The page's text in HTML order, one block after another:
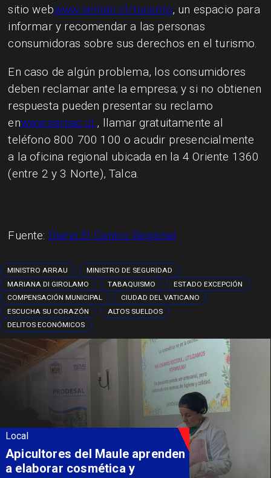
sitio webwww.sernac.cl/turismo, un espacio para
informar y recomendar a las personas
consumidoras sobre sus derechos en el turismo.
En caso de algún problema, los consumidores
deben reclamar ante la empresa; y si no obtienen
respuesta pueden presentar su reclamo
enwww.sernac.cl,, llamar gratuitamente al
teléfono 800 700 100 o acudir presencialmente
a la oficina regional ubicada en la 4 Oriente 1360
(entre 2 y 3 Norte), Talca.
Fuente: Diario El Centro Regional
MINISTRO ARRAU
MINISTRO DE SEGURIDAD
MARIANA DI GIROLAMO
TABAQUISMO
ESTADO EXCEPCIÓN
COMPENSACIÓN MUNICIPAL
CIUDAD DEL VATICANO
ESCUCHA SU CORAZÓN
ALTOS SUELDOS
DELITOS ECONÓMICOS
Local
Álvarez-Salamanca destaca
inversión regional en el inicio